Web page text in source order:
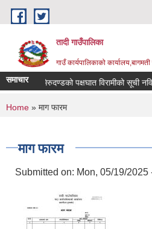
Skip to main content
तादी गाउँपालिका
गाउँ कार्यपालिकाको
समाचाररोगी र मेरुदण्डको पक्षघात विरामीको सूची
You are here
Home » माग फारम
माग फारम
Submitted on: Mon, 05/19/2025